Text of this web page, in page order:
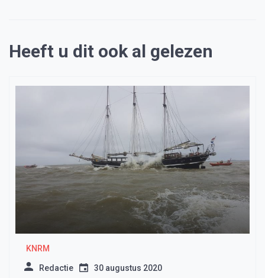
Heeft u dit ook al gelezen
KNRM
Redactie 30 augustus 2020